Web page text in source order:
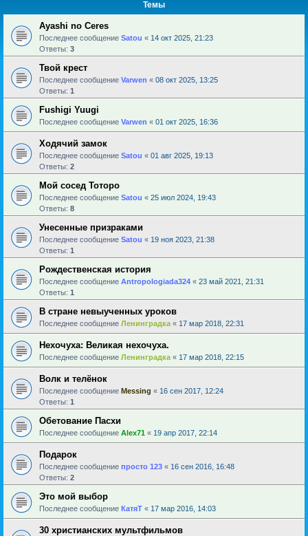
Темы
Ayashi no Ceres
Последнее сообщение Satou « 14 окт 2025, 21:23
Ответы: 3
Твой крест
Последнее сообщение Varwen « 08 окт 2025, 13:25
Ответы: 1
Fushigi Yuugi
Последнее сообщение Varwen « 01 окт 2025, 16:36
Ходячий замок
Последнее сообщение Satou « 01 авг 2025, 19:13
Ответы: 2
Мой сосед Тоторо
Последнее сообщение Satou « 25 июл 2024, 19:43
Ответы: 8
Унесенные призраками
Последнее сообщение Satou « 19 ноя 2023, 21:38
Ответы: 1
Рождественская история
Последнее сообщение Antropologiada324 « 23 май 2021, 21:31
Ответы: 1
В стране невыученных уроков
Последнее сообщение Ленинградка « 17 мар 2018, 22:31
Нехочуха: Великая нехочуха.
Последнее сообщение Ленинградка « 17 мар 2018, 22:15
Волк и телёнок
Последнее сообщение Messing « 16 сен 2017, 12:24
Ответы: 1
Обетование Пасхи
Последнее сообщение Alex71 « 19 апр 2017, 22:14
Подарок
Последнее сообщение просто 123 « 16 сен 2016, 16:48
Ответы: 2
Это мой выбор
Последнее сообщение КатяТ « 17 мар 2016, 14:03
30 христианских мультфильмов